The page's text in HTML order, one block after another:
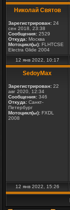
Николай Святов
Зарегистрирован: 24
сен 2018, 23:38
Сообщения: 2529
Откуда: Москва
Мотоцикл(ы): FLHTCSE
Electra Glide 2004
12 янв 2022, 10:17
SedoyMax
Зарегистрирован: 22
авг 2020, 12:34
Сообщения: 346
Откуда: Санкт-
Петербург
Мотоцикл(ы): FXDL
2008
12 янв 2022, 15:26